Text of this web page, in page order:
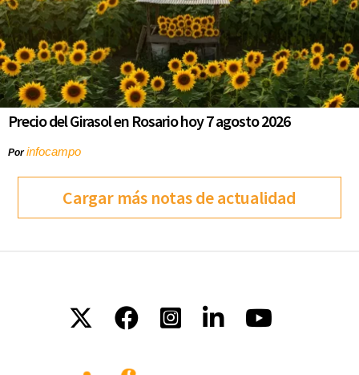
Precio del Girasol en Rosario hoy 7 agosto 2026
Porinfocampo
Cargar más notas de actualidad